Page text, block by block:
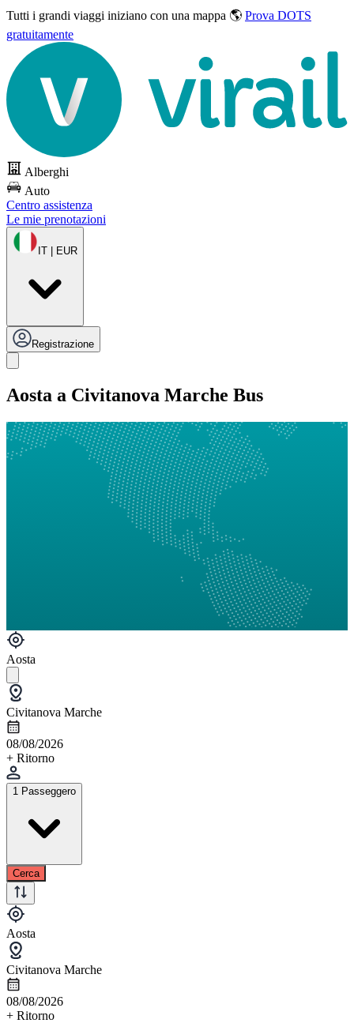
Tutti i grandi viaggi iniziano con una mappa 🌎 Prova DOTS
gratuitamente
Alberghi
Auto
Centro assistenza
Le mie prenotazioni
IT | EUR
Registrazione
Aosta a Civitanova Marche Bus
Aosta
Civitanova Marche
08/08/2026
+ Ritorno
1 Passeggero
Cerca
Aosta
Civitanova Marche
08/08/2026
+ Ritorno